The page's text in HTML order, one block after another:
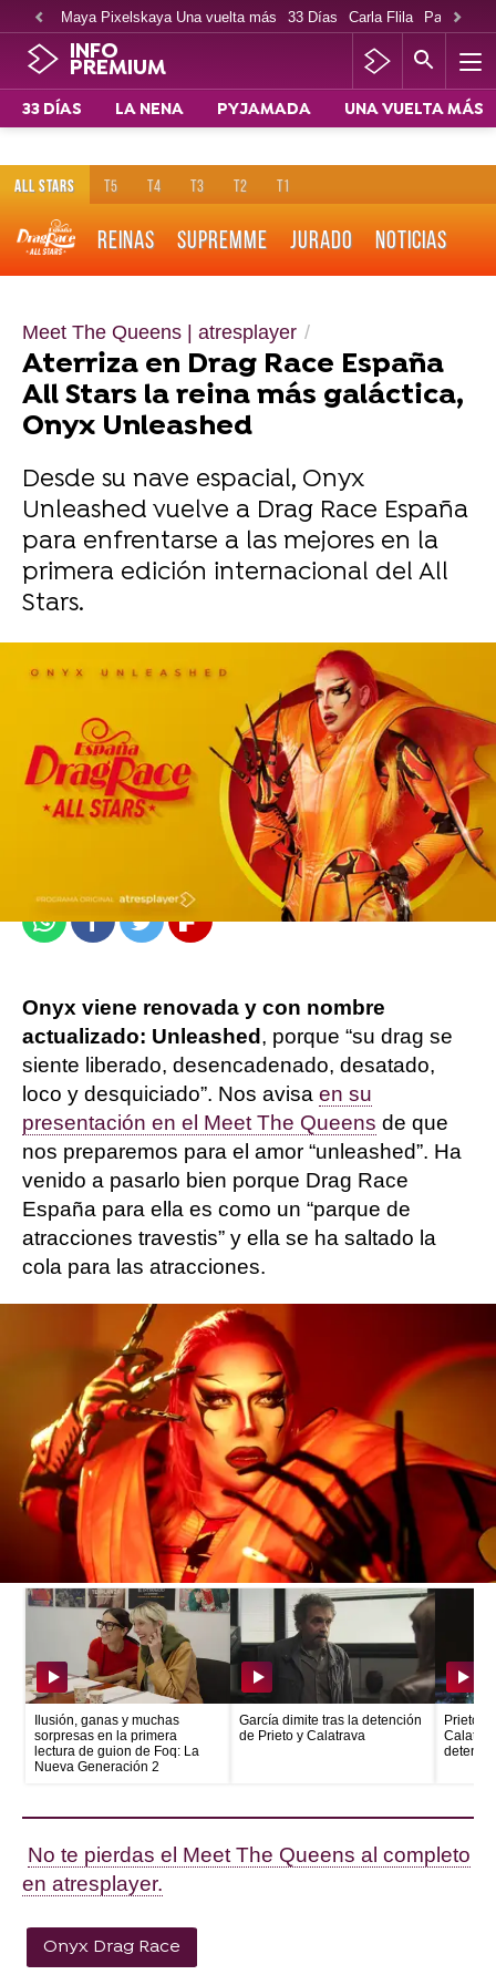
Maya Pixelskaya Una vuelta más 33 Días Carla Flila Paco
INFO
PREMIUM
33 DÍAS LA NENA PYJAMADA UNA VUELTA MÁS
ALL STARS T5 T4 T3 T2 T1
REINAS SUPREMME JURADO NOTICIAS
Meet The Queens | atresplayer
Aterriza en Drag Race España
All Stars la reina más galáctica,
Onyx Unleashed
Desde su nave espacial, Onyx
Unleashed vuelve a Drag Race España
para enfrentarse a las mejores en la
primera edición internacional del All
Stars.
atresplayer
14 de enero de 2024, 20:19
WhatsappFacebook
TwitterFlipboard
Onyx viene renovada y con nombre
actualizado: Unleashed , porque “su drag se
siente liberado, desencadenado, desatado,
loco y desquiciado”. Nos avisa en su
presentación en el Meet The Queens de que
nos preparemos para el amor “unleashed”. Ha
venido a pasarlo bien porque Drag Race
España para ella es como un “parque de
atracciones travestis” y ella se ha saltado la
cola para las atracciones.
Esta vez viene preparada con su nave
intergaláctica y está dispuesta hasta destruir la
Tierra si no se lleva la corona. Para ser la
superestrella drag que inaugure el Salón de la
Fama deDrag Race España“está dispuesta a
hacer bizum a quien le toque”.
Más Noticias
Ilusión, ganas y muchas
sorpresas en la primera
lectura de guion de Foq: La
Nueva Generación 2
García dimite tras la detención
de Prieto y Calatrava
Prieto
No te pierdas el Meet The Queens al completo
en atresplayer.
Onyx Drag Race